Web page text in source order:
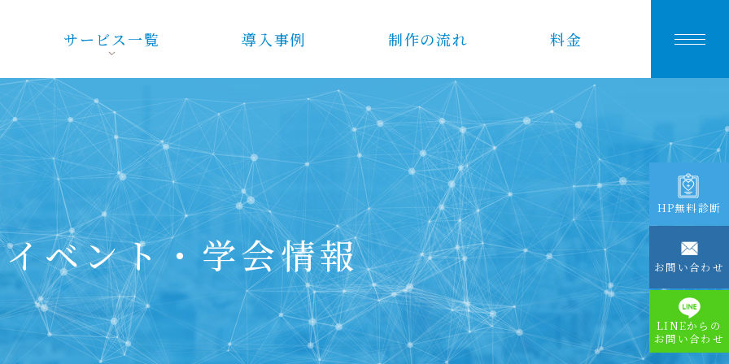
サービス一覧 導入事例 制作の流れ 料金
イベント・学会情報
HP無料診断
お問い合わせ
LINEからの
お問い合わせ